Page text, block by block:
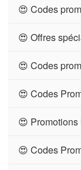
😍 Codes
😍 Offres
😍 Codes
😍 Codes
😍
😍 Codes